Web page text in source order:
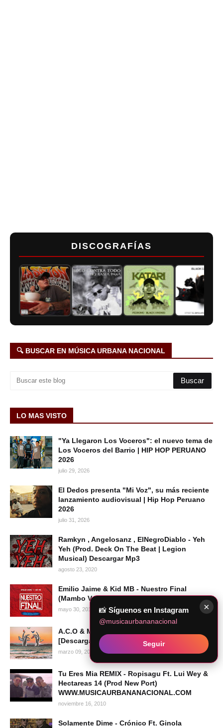
DISCOGRAFÍAS
🔍 BUSCAR EN MÚSICA URBANA NACIONAL
LO MAS VISTO
"Ya Llegaron Los Voceros": el nuevo tema de
Los Voceros del Barrio | HIP HOP PERUANO
2026
julio 29, 2026
El Dedos presenta "Mi Voz", su más reciente
lanzamiento audiovisual | Hip Hop Peruano
2026
julio 31, 2026
Ramkyn , Angelosanz , ElNegroDiablo - Yeh
Yeh (Prod. Deck On The Beat | Legion
Musical) Descargar Mp3
agosto 23, 2020
Emilio Jaime & Kid MB - Nuestro Final
(Mambo Versión) [Audio Oficial]
mayo 30, 2019
A.C.O & Matías Juarez - Cada Vez Que
[Descargar Mp3]
marzo 09, 2022
Tu Eres Mia REMIX - Ropisagu Ft. Lui Wey &
Hectareas 14 (Prod New Port)
WWW.MUSICAURBANANACIONAL.COM
noviembre 16, 2010
Solamente Dime - Crónico Ft. Ginola
×
📸 Síguenos en Instagram
@musicaurbananacional
Seguir